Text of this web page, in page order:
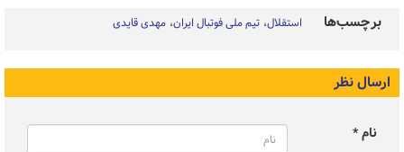
برچسب‌ها استقلال تیم ملی فوتبال ایران مهدی قایدی
ارسال نظر
نام *